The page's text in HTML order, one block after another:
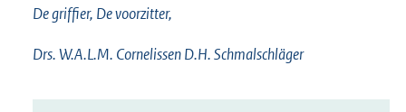
De griffier, De voorzitter,
Drs. W.A.L.M. Cornelissen D.H. Schmalschläger